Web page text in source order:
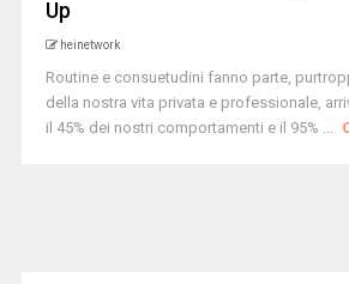
Up
heinetwork
Routine e consuetudini fanno parte,
della nostra vita privata e professionale,
il 45% dei nostri comportamenti e il 95% ...